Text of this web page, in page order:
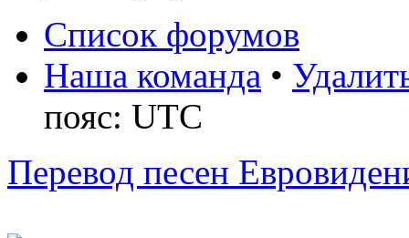
Список форумов
Наша команда •
пояс: UTC
Перевод песен